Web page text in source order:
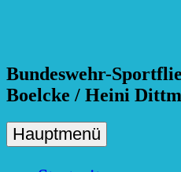
Bundeswehr-
Boelcke / Heini
Hauptmenü